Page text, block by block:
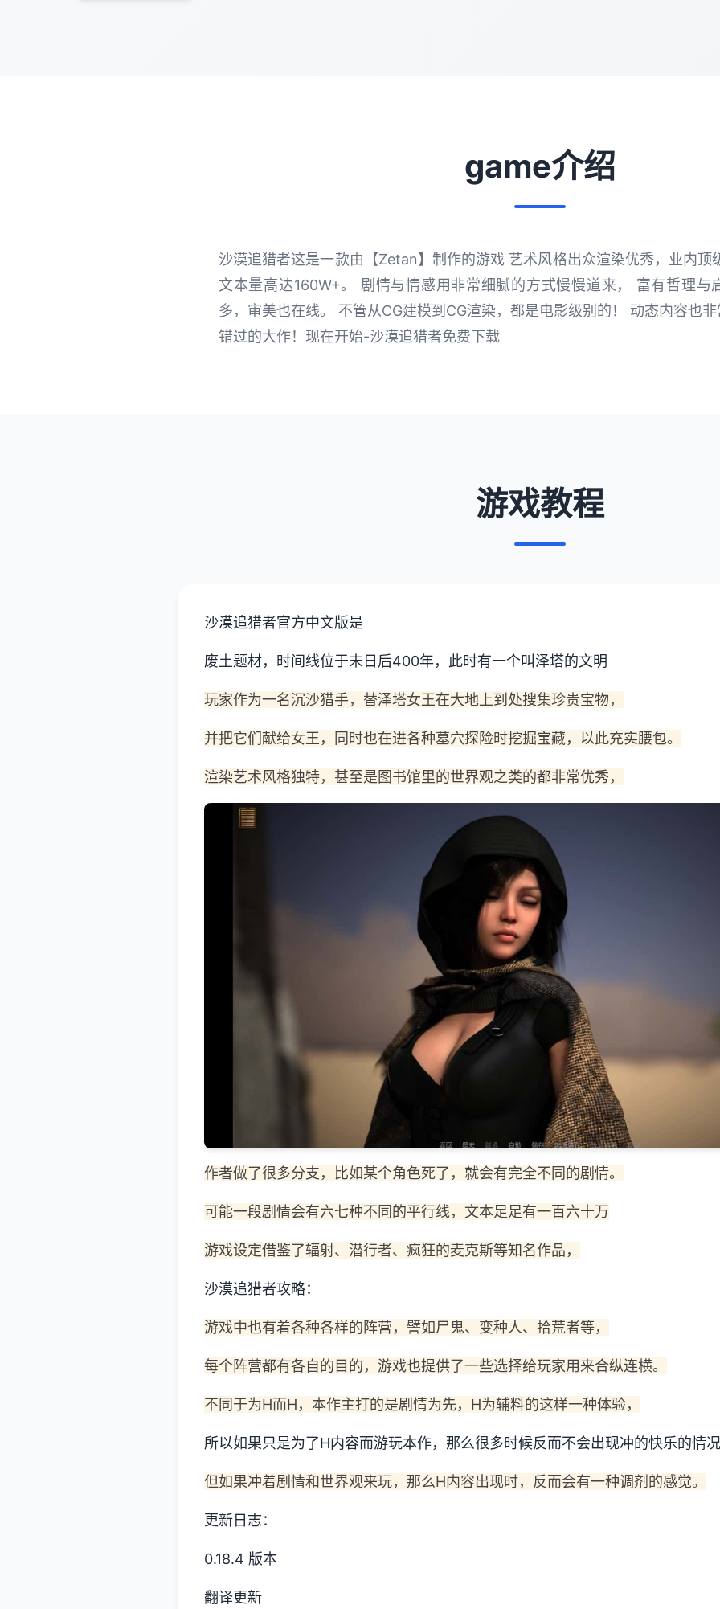
game介绍
沙漠追猎者这是一款由【Zetan】制作的游戏 艺术风格出众渲染优秀，业内顶
文本量高达160W+。 剧情与情感用非常细腻的方式慢慢道来， 富有哲理与
多，审美也在线。 不管从CG建模到CG渲染，都是电影级别的！ 动态内容也
错过的大作！现在开始-沙漠追猎者免费下载
游戏教程
沙漠追猎者官方中文版是
废土题材，时间线位于末日后400年，此时有一个叫泽塔的文明
玩家作为一名沉沙猎手，替泽塔女王在大地上到处搜集珍贵宝物，
并把它们献给女王，同时也在进各种墓穴探险时挖掘宝藏，以此充实腰包。
渲染艺术风格独特，甚至是图书馆里的世界观之类的都非常优秀，
作者做了很多分支，比如某个角色死了，就会有完全不同的剧情。
可能一段剧情会有六七种不同的平行线，文本足足有一百六十万
游戏设定借鉴了辐射、潜行者、疯狂的麦克斯等知名作品，
沙漠追猎者攻略：
游戏中也有着各种各样的阵营，譬如尸鬼、变种人、拾荒者等，
每个阵营都有各自的目的，游戏也提供了一些选择给玩家用来合纵连横。
不同于为H而H，本作主打的是剧情为先，H为辅料的这样一种体验，
所以如果只是为了H内容而游玩本作，那么很多时候反而不会出现冲的快乐的情
但如果冲着剧情和世界观来玩，那么H内容出现时，反而会有一种调剂的感觉。
更新日志：
0.18.4 版本
翻译更新